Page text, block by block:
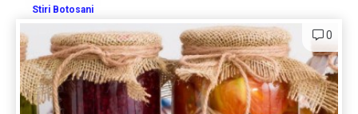
Stiri Botosani
0